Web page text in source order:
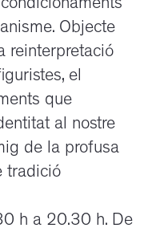
Objecte
reinterpretació
el
que
al nostre
de la profusa
tradició
h a 20.30 h. De